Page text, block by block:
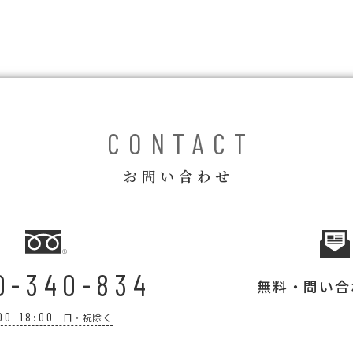
CONTACT
お問い合わせ
340-834
18:00 日・祝除く
無料・問い